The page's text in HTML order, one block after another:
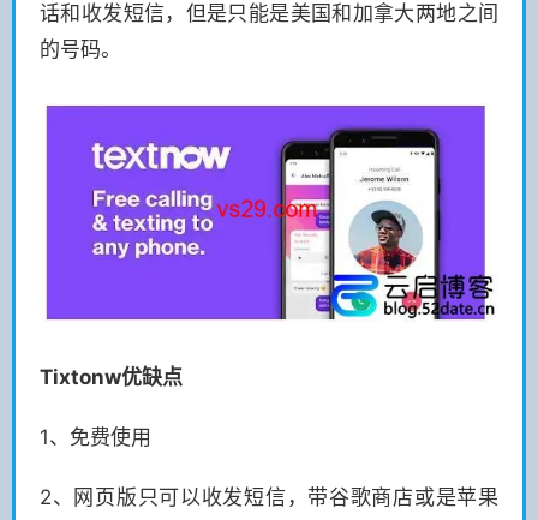
话和收发短信，但是只能是美国和加拿大两地之间
的号码。
Tixtonw优缺点
1、免费使用
2、网页版只可以收发短信，带谷歌商店或是苹果